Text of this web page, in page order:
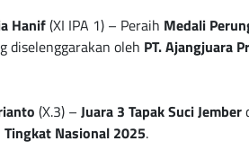
Hanif(XI IPA 1) – Peraih Medali
diselenggarakan oleh PT. Ajangjuara
(X.3) – Juara 3 Tapak Suci Jember
Nasional 2025.